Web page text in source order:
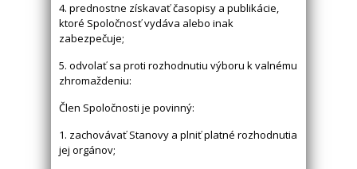
4. prednostne získavať časopisy a publikácie,
ktoré Spoločnosť vydáva alebo inak
zabezpečuje;
5. odvolať sa proti rozhodnutiu výboru k valnému
zhromaždeniu:
Člen Spoločnosti je povinný:
1. zachovávať Stanovy a plniť platné rozhodnutia
jej orgánov;